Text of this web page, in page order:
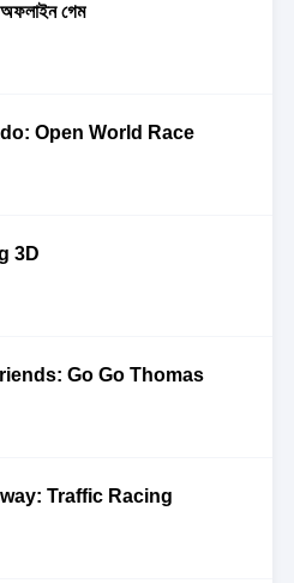
গেম
Open World Race
3D
Go Go Thomas
Traffic Racing